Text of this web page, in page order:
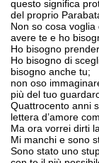
questo significa
del proprio
Non so cosa
avere te e ho
Ho bisogno
Ho bisogno di
bisogno anche tu;
non oso
più del tuo
Quattrocento anni
lettera d’amore
Ma ora vorrei dirti
Mi manchi e sono
Sono stato uno